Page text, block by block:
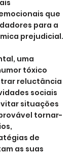
que
para a
prejudicial.
uma
tóxico
reluctância
sociais
situações
tornar-
de
as suas